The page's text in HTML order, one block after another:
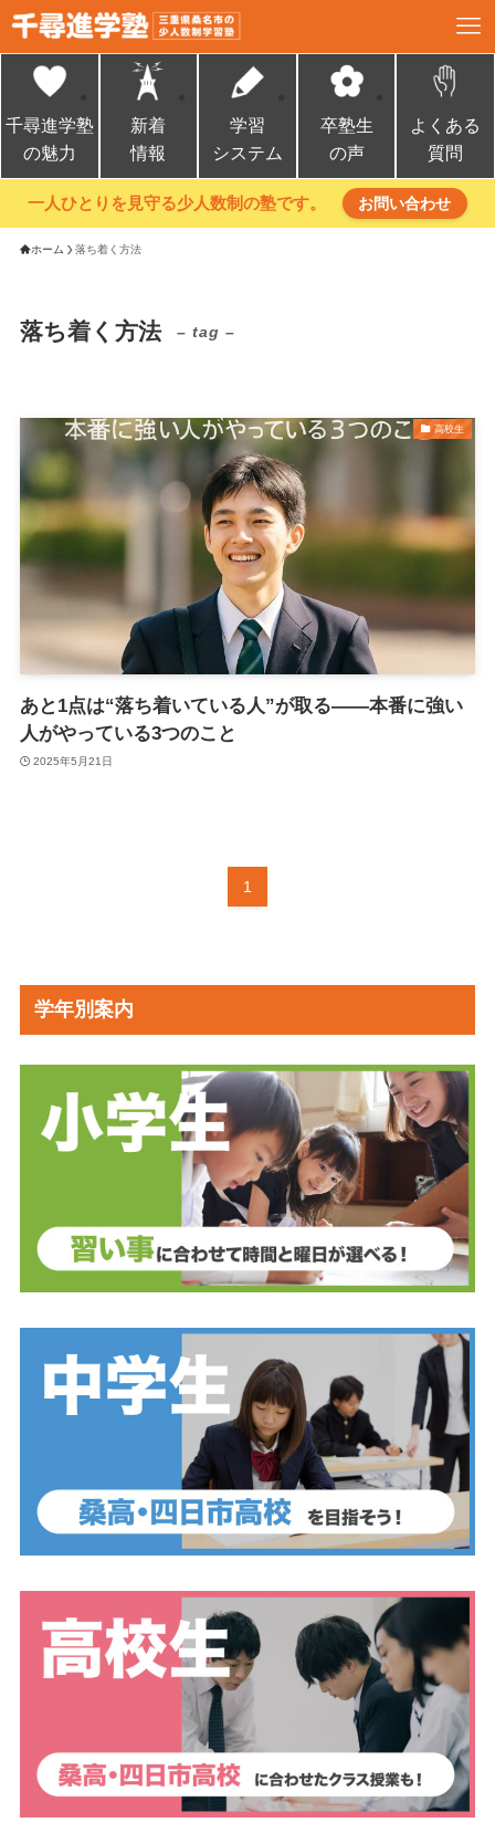
千尋進学塾
の魅力
新着
情報
学習
システム
卒塾生
の声
よくある
質問
一人ひとりを見守る少人数制の塾です。 お問い合わせ
ホーム 落ち着く方法
落ち着く方法 – tag –
高校生
あと1点は“落ち着いている人”が取る——本番に強い
人がやっている3つのこと
2025年5月21日
1
学年別案内